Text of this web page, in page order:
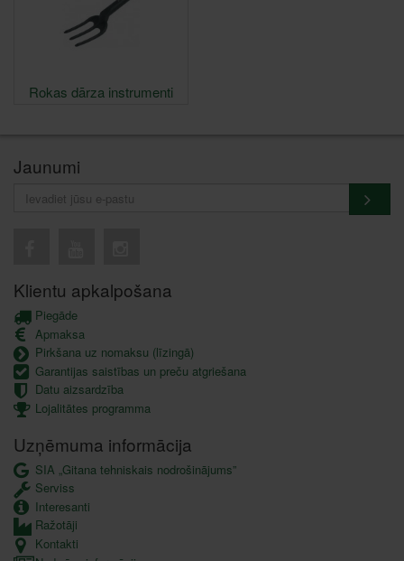
Rokas dārza instrumenti
Jaunumi
Klientu apkalpošana
Piegāde
Apmaksa
Pirkšana uz nomaksu (līzingā)
Garantijas saistības un preču atgriešana
Datu aizsardzība
Lojalitātes programma
Uzņēmuma informācija
SIA „Gitana tehniskais nodrošinājums”
Serviss
Interesanti
Ražotāji
Kontakti